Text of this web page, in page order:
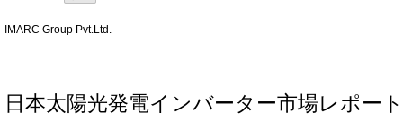
IMARC Group Pvt.Ltd.
日本太陽光発電インバーター市場レポー